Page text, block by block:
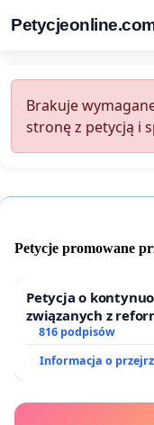
Brakuje
stronę z petycją i
Petycje promowane
Petycja o
związanych z
816 podpisów
Informacja o